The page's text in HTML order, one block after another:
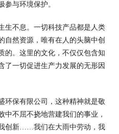
参与环境保护。
生不息。一切科技产品都是人类
自然资源，唯有在人的头脑中创
的。这里的文化，不仅仅包含知
一切促进生产力发展的无形因
环保有限公司，这种精神就是敬
中不屈不挠地营建我们的事业，
创新……我们在大雨中劳动，我